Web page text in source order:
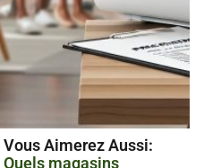
Vous Aimerez Aussi :
Quels magasins